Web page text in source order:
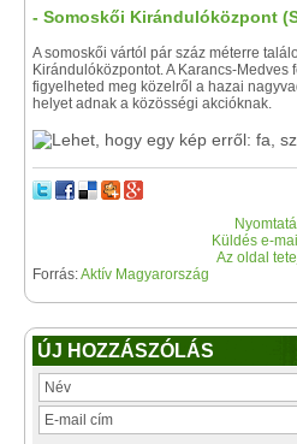
- Somoskői Kirándulóközpont
A somoskői vártól pár száz méterre
Kirándulóközpontot. A Karancs-Medves
figyelheted meg közelről a hazai
helyet adnak a közösségi akcióknak.
Küldés e-
Az oldal
Forrás:Aktív Magyarország
ÚJ HOZZÁSZÓLÁS